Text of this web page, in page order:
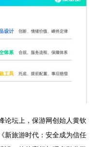
论坛上，保游网创始人黄钦
新旅游时代：安全成为信任